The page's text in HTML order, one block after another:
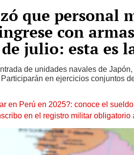
que personal
con
de julio: esta es
de unidades navales de
en ejercicios conjuntos
en Perú en 2025?: conoce el
en el registro militar obligatorio